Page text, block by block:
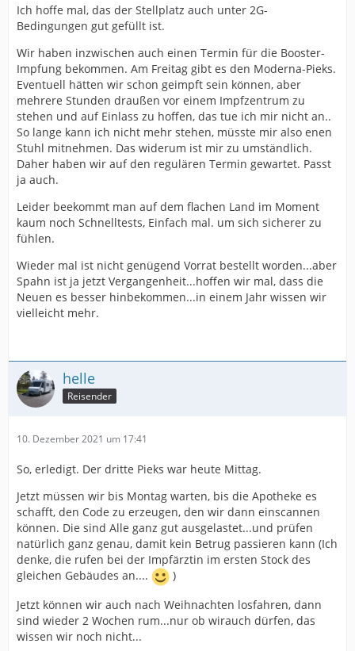
Ich hoffe mal, das der Stellplatz auch unter 2G-
Bedingungen gut gefüllt ist.
Wir haben inzwischen auch einen Termin für die Booster-
Impfung bekommen. Am Freitag gibt es den Moderna-Pieks.
Eventuell hätten wir schon geimpft sein können, aber
mehrere Stunden draußen vor einem Impfzentrum zu
stehen und auf Einlass zu hoffen, das tue ich mir nicht an..
So lange kann ich nicht mehr stehen, müsste mir also enen
Stuhl mitnehmen. Das widerum ist mir zu umständlich.
Daher haben wir auf den regulären Termin gewartet. Passt
ja auch.
Leider beekommt man auf dem flachen Land im Moment
kaum noch Schnelltests, Einfach mal. um sich sicherer zu
fühlen.
Wieder mal ist nicht genügend Vorrat bestellt worden...aber
Spahn ist ja jetzt Vergangenheit...hoffen wir mal, dass die
Neuen es besser hinbekommen...in einem Jahr wissen wir
vielleicht mehr.
helle
Reisender
10. Dezember 2021 um 17:41
So, erledigt. Der dritte Pieks war heute Mittag.
Jetzt müssen wir bis Montag warten, bis die Apotheke es
schafft, den Code zu erzeugen, den wir dann einscannen
können. Die sind Alle ganz gut ausgelastet...und prüfen
natürlich ganz genau, damit kein Betrug passieren kann (Ich
denke, die rufen bei der Impfärztin im ersten Stock des
gleichen Gebäudes an....
)
Jetzt können wir auch nach Weihnachten losfahren, dann
sind wieder 2 Wochen rum...nur ob wirauch dürfen, das
wissen wir noch nicht...